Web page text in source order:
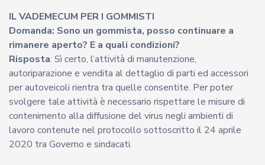
IL VADEMECUM PER I GOMMISTI
Domanda: Sono un gommista, posso continuare a
rimanere aperto? E a quali condizioni?
Risposta: Sì certo, l’attività di manutenzione,
autoriparazione e vendita al dettaglio di parti ed accessori
per autoveicoli rientra tra quelle consentite. Per poter
svolgere tale attività è necessario rispettare le misure di
contenimento alla diffusione del virus negli ambienti di
lavoro contenute nel protocollo sottoscritto il 24 aprile
2020 tra Governo e sindacati.